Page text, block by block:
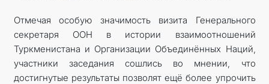
Отмечая особую значимость визита Генерального
секретаря ООН в истории взаимоотношений
Туркменистана и Организации Объединённых Наций,
участники заседания сошлись во мнении, что
достигнутые результаты позволят ещё более упрочить